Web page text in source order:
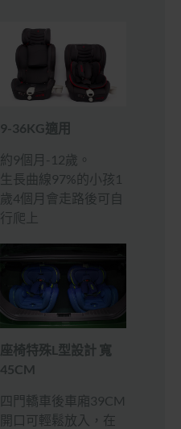
9-36KG適用
約9個月-12歲。
生長曲線97%的小孩1
歲4個月會走路後可自
行爬上
座椅特殊L型設計 寬
45CM
四門轎車後車廂39CM
開口可輕鬆放入，在